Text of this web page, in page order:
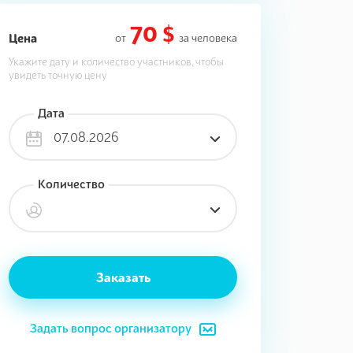
Цена от 70 $ за человека
Укажите дату и количество участников, чтобы
увидеть точную цену
Дата
07.08.2026
Количество
Заказать
Задать вопрос организатору